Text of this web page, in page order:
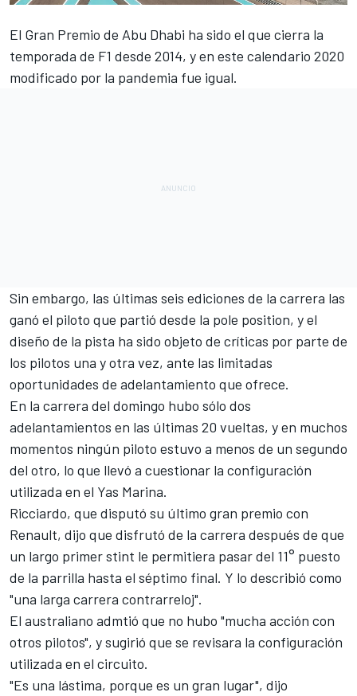
El Gran Premio de Abu Dhabi ha sido el que cierra la
temporada de F1 desde 2014, y en este calendario 2020
modificado por la pandemia fue igual.
Sin embargo, las últimas seis ediciones de la carrera las
ganó el piloto que partió desde la pole position, y el
diseño de la pista ha sido objeto de críticas por parte de
los pilotos una y otra vez, ante las limitadas
oportunidades de adelantamiento que ofrece.
En la carrera del domingo hubo sólo dos
adelantamientos en las últimas 20 vueltas, y en muchos
momentos ningún piloto estuvo a menos de un segundo
del otro, lo que llevó a cuestionar la configuración
utilizada en el Yas Marina.
Ricciardo, que disputó su último gran premio con
Renault, dijo que disfrutó de la carrera después de que
un largo primer stint le permitiera pasar del 11° puesto
de la parrilla hasta el séptimo final. Y lo describió como
"una larga carrera contrarreloj".
El australiano admtió que no hubo "mucha acción con
otros pilotos", y sugirió que se revisara la configuración
utilizada en el circuito.
"Es una lástima, porque es un gran lugar", dijo